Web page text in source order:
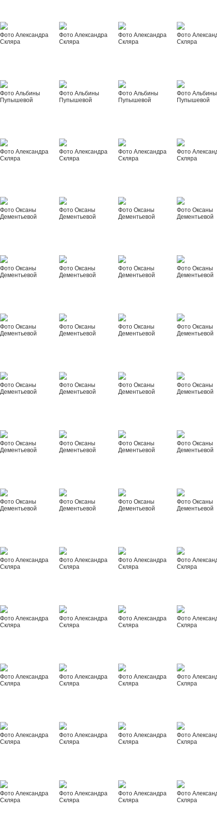
Фото Александра
Скляра
Фото Александра
Скляра
Фото Александра
Скляра
Фото
Скляра
Фото Альбины
Пупышевой
Фото Альбины
Пупышевой
Фото Альбины
Пупышевой
Фото Альбины
Пупышевой
Фото Александра
Скляра
Фото Александра
Скляра
Фото Александра
Скляра
Фото
Скляра
Фото Оксаны
Дементьевой
Фото Оксаны
Дементьевой
Фото Оксаны
Дементьевой
Фото Оксаны
Дементьевой
Фото Оксаны
Дементьевой
Фото Оксаны
Дементьевой
Фото Оксаны
Дементьевой
Фото Оксаны
Дементьевой
Фото Оксаны
Дементьевой
Фото Оксаны
Дементьевой
Фото Оксаны
Дементьевой
Фото Оксаны
Дементьевой
Фото Оксаны
Дементьевой
Фото Оксаны
Дементьевой
Фото Оксаны
Дементьевой
Фото Оксаны
Дементьевой
Фото Оксаны
Дементьевой
Фото Оксаны
Дементьевой
Фото Оксаны
Дементьевой
Фото Оксаны
Дементьевой
Фото Оксаны
Дементьевой
Фото Оксаны
Дементьевой
Фото Оксаны
Дементьевой
Фото Оксаны
Дементьевой
Фото Александра
Скляра
Фото Александра
Скляра
Фото Александра
Скляра
Фото
Скляра
Фото Александра
Скляра
Фото Александра
Скляра
Фото Александра
Скляра
Фото
Скляра
Фото Александра
Скляра
Фото Александра
Скляра
Фото Александра
Скляра
Фото
Скляра
Фото Александра
Скляра
Фото Александра
Скляра
Фото Александра
Скляра
Фото
Скляра
Фото Александра
Скляра
Фото Александра
Скляра
Фото Александра
Скляра
Фото
Скляра